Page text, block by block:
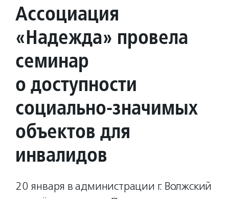
Ассоциация
«Надежда» провела
семинар
о доступности
социально-значимых
объектов для
инвалидов
20 января в администрации г. Волжский